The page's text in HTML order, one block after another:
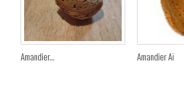
Amandier... Amandier Aï